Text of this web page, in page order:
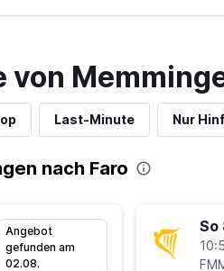
Last-Minute Nur
nach Faro
Angebot
gefunden am
02.08.
So